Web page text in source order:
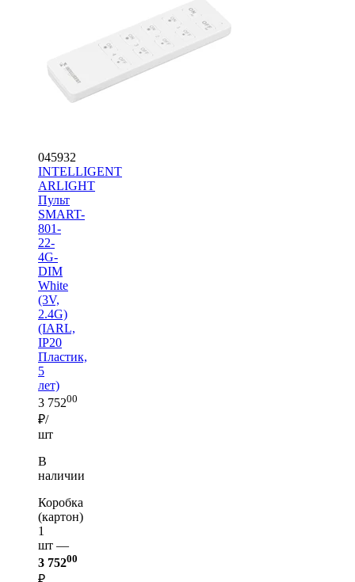
045932
INTELLIGENT
ARLIGHT
Пульт
SMART-
801-
22-
4G-
DIM
White
(3V,
2.4G)
(IARL,
IP20
Пластик,
5
лет)
3 75200
₽/
шт
В
наличии
Коробка
(картон)
1
шт —
3 75200